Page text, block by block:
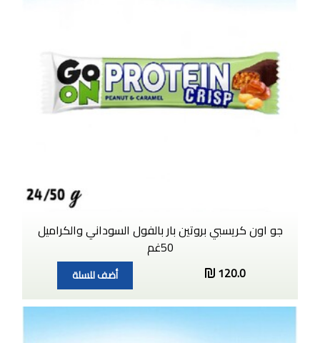
جو اون كريسبي بروتين بار بالفول السوداني والكراميل
50غم
120.0
أضف للسلة